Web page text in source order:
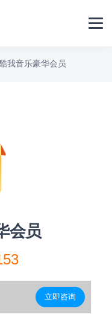
我音乐豪华会员
会员
立即咨询